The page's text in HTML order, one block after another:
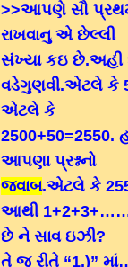
>>આપણે સૌ
રાખવાનુ એ છેલ્લી
સંખ્યા કઇ
વડેગુણવી.એટલે કે
એટલે કે
આપણા પ્રશ્નનો
જવાબ.એટલે કે
આથી
છે ને સાવ ઇઝી?
તે જ રીતે “1.)”